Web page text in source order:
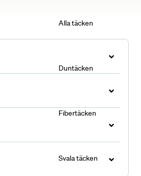
Alla täcken
Duntäcken
Fibertäcken
Svala täcken